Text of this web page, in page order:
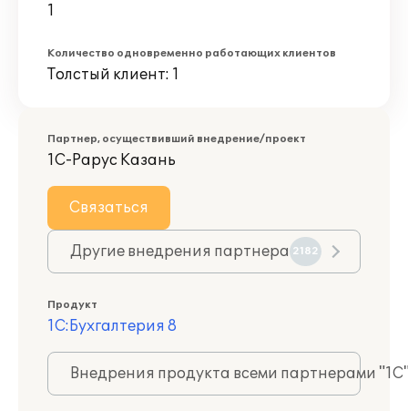
1
Количество одновременно работающих клиентов
Толстый клиент: 1
Партнер, осуществивший внедрение/проект
1С-Рарус Казань
Связаться
Другие внедрения партнера 2182
Продукт
1С:Бухгалтерия 8
Внедрения продукта всеми партнерами